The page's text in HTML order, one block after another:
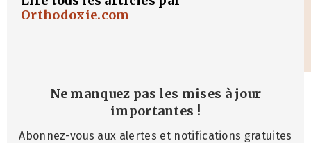
Orthodoxie.com
Ne manquez pas les mises à jour
importantes !
Abonnez-vous aux alertes et notifications gratuites